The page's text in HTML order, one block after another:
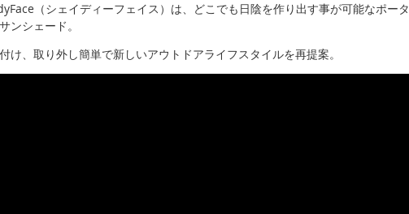
（シェイディーフェイス）は、どこでも日陰を作り出す事が可能なポータ
ンシェード。
け、取り外し簡単で新しいアウトドアライフスタイルを再提案。